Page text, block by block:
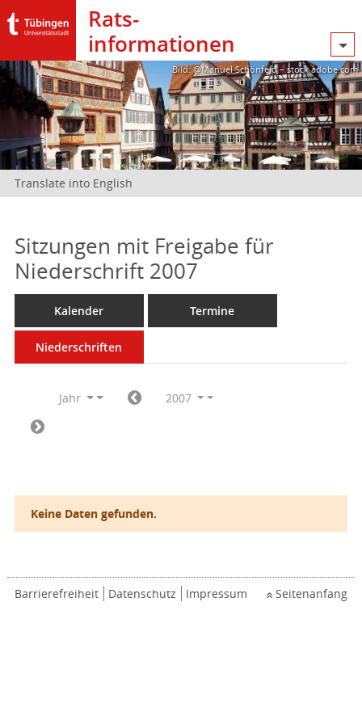
Rats­
informationen
Bild: @Manuel Schönfeld – stock.adobe.com
Translate into English
Sitzungen mit Freigabe für
Niederschrift 2007
Kalender Termine
Niederschriften
Jahr 2007
Keine Daten gefunden.
Barrierefreiheit Datenschutz Impressum Seitenanfang